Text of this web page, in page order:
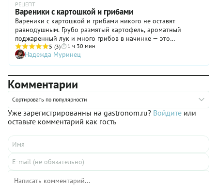
РЕЦЕПТ
Вареники с картошкой и грибами
Вареники с картошкой и грибами никого не оставят
равнодушным. Грубо размятый картофель, ароматный
поджаренный лук и много грибов в начинке — это
невероятно приятная, сытная и согревающая еда. Что
касается теста, то тут, как и в начинке, есть простор для
кулинарного творчества. Возможно, мы кого-то удивим, если
скажем, что тесто для вареников вовсе не обязано быть
таким же простым, как для пельменей. В нашем рецепте
тесто готовится на кефире с добавлением соды! Думаете, так
нельзя? Еще как можно! Тесто получается мягким, пышным и
очень вкусным. Так что пора раздвигать границы
традиционных представлений о прекрасном. Прекрасного в
жизни больше, чем может показаться из-под гнета привычек
и завалов каждодневных проблем.
5 (3) 1 ч 30 мин
Надежда Муринец
Комментарии
Сортировать по популярности
Уже зарегистрированны на gastronom.ru? Войдите или
оставьте комментарий как гость